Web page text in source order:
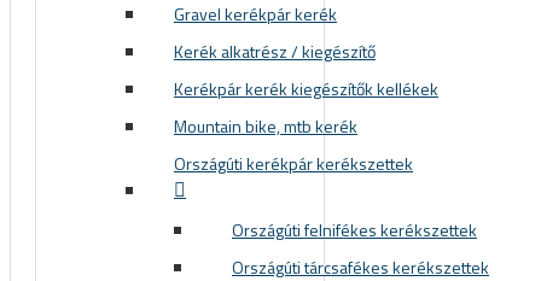
Gravel kerékpár kerék
Kerék alkatrész / kiegészítő
Kerékpár kerék kiegészítők kellékek
Mountain bike, mtb kerék
Országúti kerékpár kerékszettek
Országúti felnifékes kerékszettek
Országúti tárcsafékes kerékszettek